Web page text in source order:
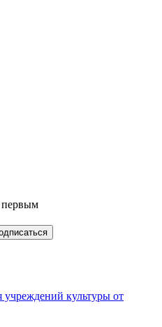
первым
культуры от